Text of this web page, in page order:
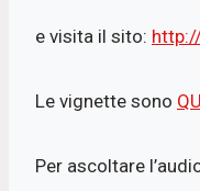
e visita il sito:
Le vignette sono
Per ascoltare